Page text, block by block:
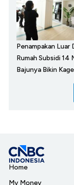
Penampakan Luar
Rumah Subsidi 14
Bajunya Bikin
Home
My Money